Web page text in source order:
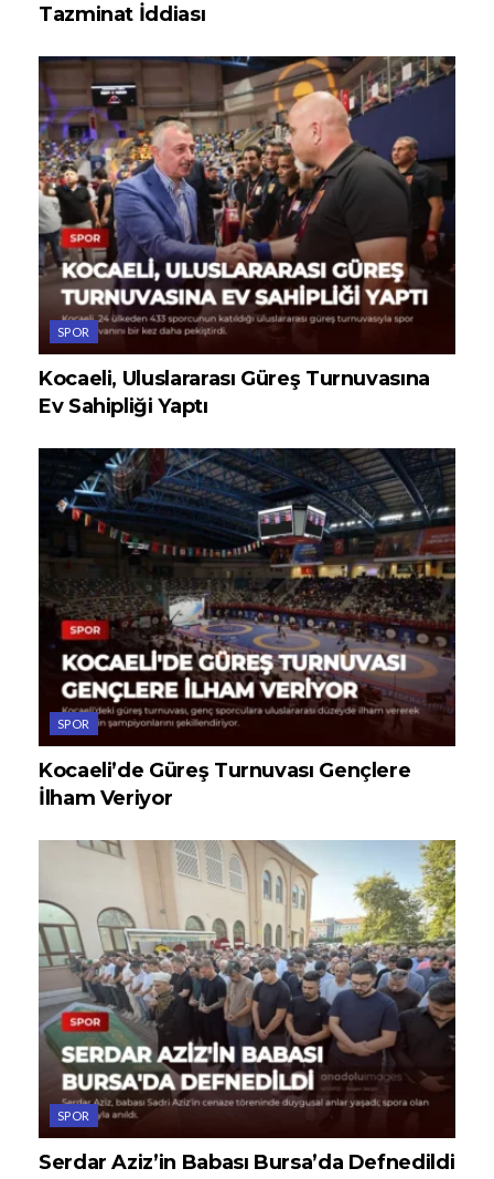
Tazminat İddiası
SPOR
Kocaeli, Uluslararası Güreş Turnuvasına
Ev Sahipliği Yaptı
SPOR
Kocaeli’de Güreş Turnuvası Gençlere
İlham Veriyor
SPOR
Serdar Aziz’in Babası Bursa’da Defnedildi